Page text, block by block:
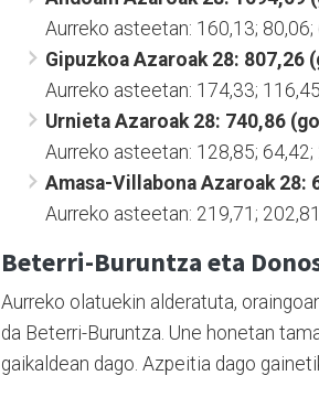
Aurreko asteetan: 160,13; 80,06;
Gipuzkoa Azaroak 28: 807,26
Aurreko asteetan: 174,33;
Urnieta Azaroak 28: 740,86
Aurreko asteetan: 128,85;
Amasa-Villabona Azaroak 28:
Aurreko asteetan: 219,71;
Beterri-Buruntza eta
Aurreko olatuekin alderatuta,
da Beterri-Buruntza. Une honetan
gaikaldean dago. Azpeitia dago